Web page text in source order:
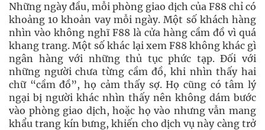
Những ngày đầu, mỗi phòng giao dịch của F88 chỉ có
khoảng 10 khoản vay mỗi ngày. Một số khách hàng
nhìn vào không nghĩ F88 là cửa hàng cầm đồ vì quá
khang trang. Một số khác lại xem F88 không khác gì
ngân hàng với những thủ tục phức tạp. Đối với
những người chưa từng cầm đồ, khi nhìn thấy hai
chữ “cầm đồ”, họ cảm thấy sợ. Họ cũng có tâm lý
ngại bị người khác nhìn thấy nên không dám bước
vào phòng giao dịch, hoặc họ vào nhưng vẫn mang
khẩu trang kín bưng, khiến cho dịch vụ này càng trở